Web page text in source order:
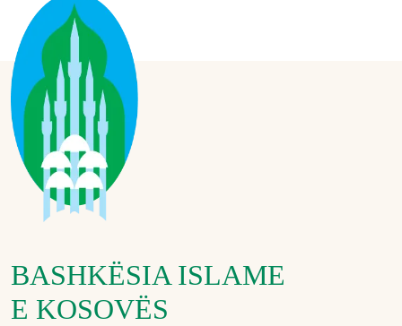
BASHKËSIA ISLAME
E KOSOVËS